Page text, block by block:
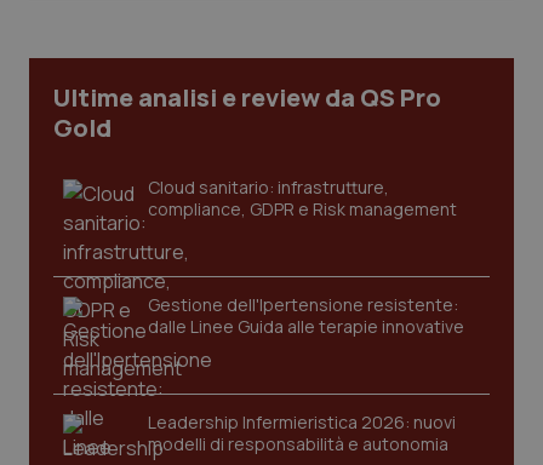
Ultime analisi e review da QS Pro
Gold
Cloud sanitario: infrastrutture,
compliance, GDPR e Risk management
Gestione dell'Ipertensione resistente:
dalle Linee Guida alle terapie innovative
Leadership Infermieristica 2026: nuovi
modelli di responsabilità e autonomia
sito web abilitandone funzionalità di base quali la
navigazione sulle pagine e l'accesso alle aree
protette del sito. Il sito web non è in grado di
Nome
Fornitore/
VISITOR_PRIVACY_METADATA